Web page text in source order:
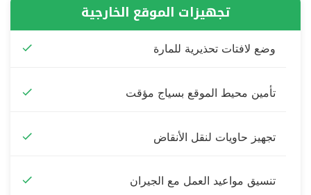
تجهيزات الموقع الخارجية
وضع لافتات تحذيرية للمارة
تأمين محيط الموقع بسياج مؤقت
تجهيز حاويات لنقل الأنقاض
تنسيق مواعيد العمل مع الجيران